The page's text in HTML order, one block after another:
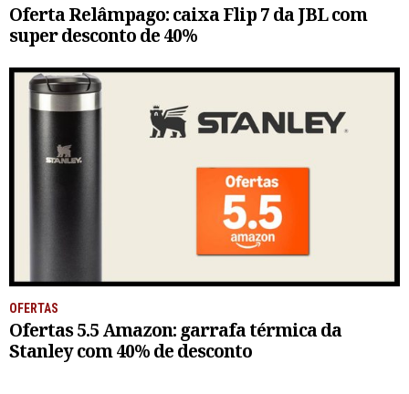
Oferta Relâmpago: caixa Flip 7 da JBL com
super desconto de 40%
OFERTAS
Ofertas 5.5 Amazon: garrafa térmica da
Stanley com 40% de desconto